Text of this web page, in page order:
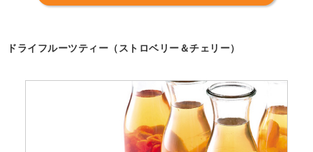
ドライフルーツティー（ストロベリー＆チェリー）